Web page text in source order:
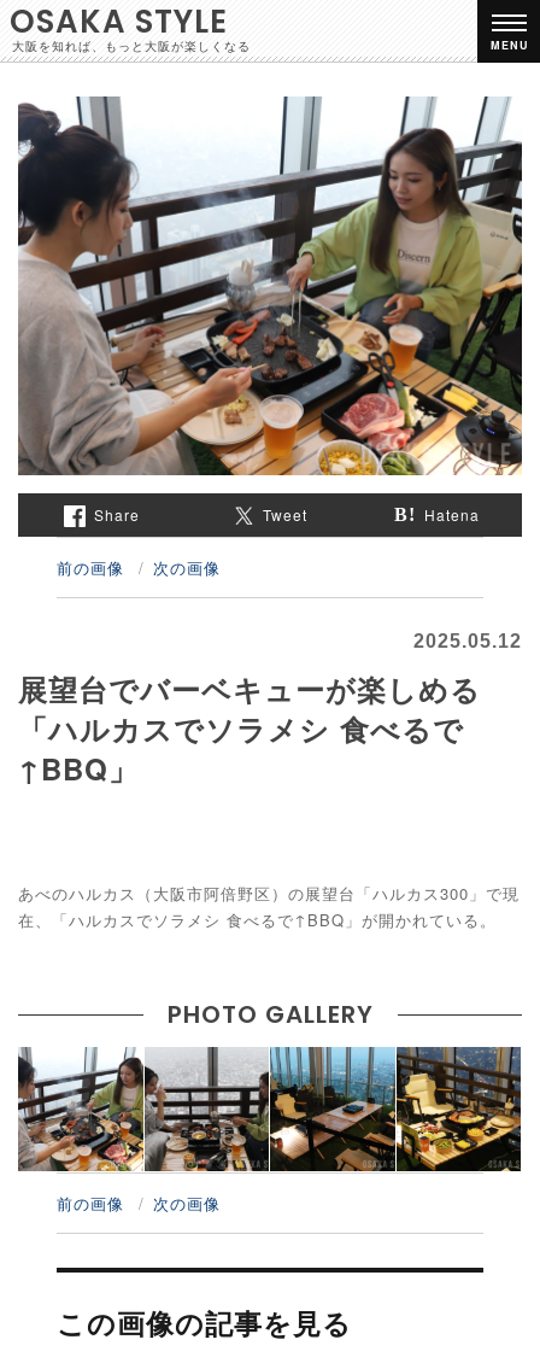
OSAKA STYLE
大阪を知れば、もっと大阪が楽しくなる MENU
Share Tweet Hatena
前の画像 次の画像
2025.05.12
展望台でバーベキューが楽しめる
「ハルカスでソラメシ 食べるで
↑BBQ」
あべのハルカス（大阪市阿倍野区）の展望台「ハルカス300」で現
在、「ハルカスでソラメシ 食べるで↑BBQ」が開かれている。
PHOTO GALLERY
前の画像 次の画像
投
ナ
ビ
この画像の記事を見る